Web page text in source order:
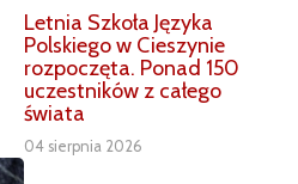
Letnia Szkoła Języka
Polskiego w Cieszynie
rozpoczęta. Ponad 150
uczestników z całego
świata
04 sierpnia 2026